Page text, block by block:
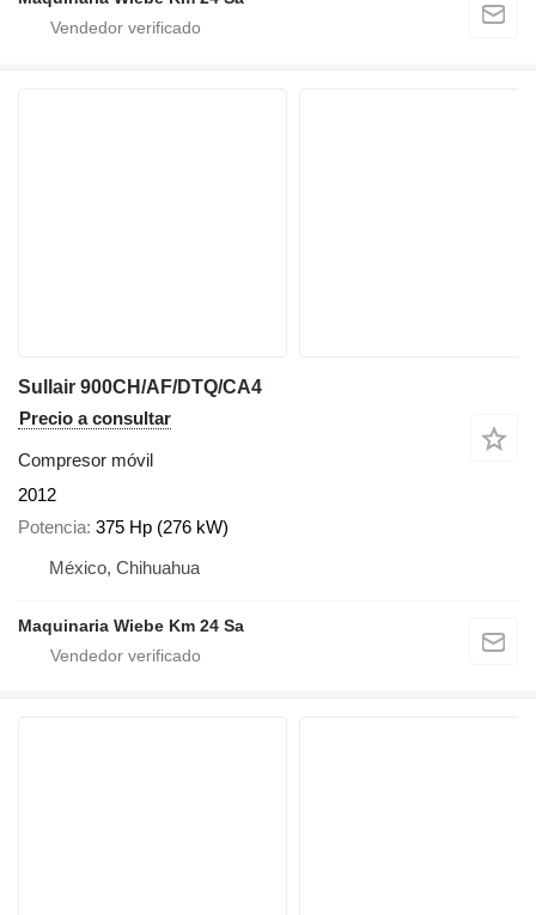
Sullair 900CH/AF/DTQ/CA4
Precio a consultar
Compresor móvil
2012
Potencia 375 Hp (276 kW)
México, Chihuahua
Maquinaria Wiebe Km 24 Sa